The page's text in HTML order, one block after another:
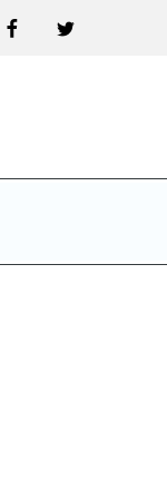
FacebookTwitter